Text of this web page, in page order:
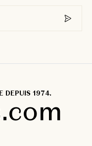
DEPUIS 1974.